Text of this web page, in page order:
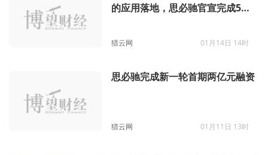
的应用落地，思必驰官宣完成5亿
猎云网 01月14日 14时
思必驰完成新一轮首期两亿元融资
猎云网 01月11日 13时